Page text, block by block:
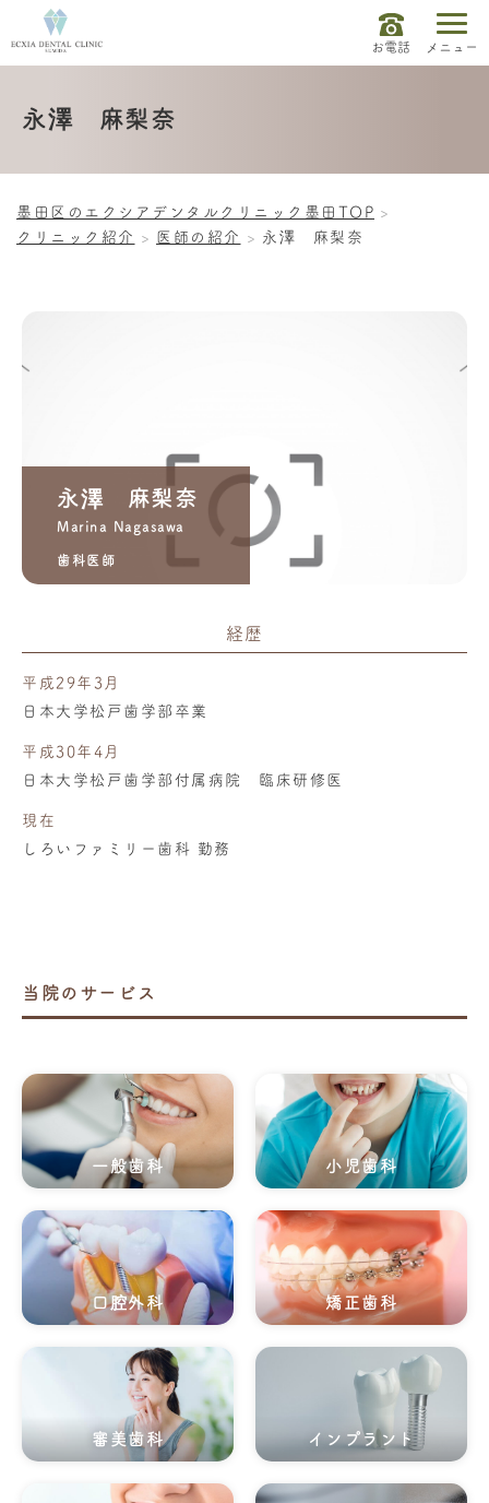
お電話 メニュー
永澤 麻梨奈
墨田区のエクシアデンタルクリニック墨田TOP
クリニック紹介
医師の紹介 永澤 麻梨奈
永澤 麻梨奈
Marina Nagasawa
歯科医師
経歴
平成29年3月
日本大学松戸歯学部卒業
平成30年4月
日本大学松戸歯学部付属病院 臨床研修医
現在
しろいファミリー歯科 勤務
当院のサービス
一般歯科 小児歯科
口腔外科 矯正歯科
審美歯科 インプラント